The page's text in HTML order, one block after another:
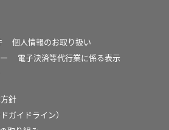
個人情報のお取り扱い
電子決済等代行業に係る表示
針
ガイドライン）